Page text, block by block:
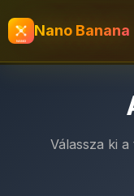
Nano Banana
Válassza ki